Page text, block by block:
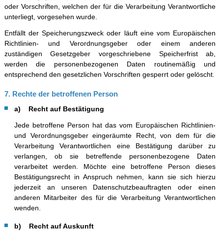
oder Vorschriften, welchen der für die Verarbeitung Verantwortliche
unterliegt, vorgesehen wurde.
Entfällt der Speicherungszweck oder läuft eine vom Europäischen
Richtlinien- und Verordnungsgeber oder einem anderen
zuständigen Gesetzgeber vorgeschriebene Speicherfrist ab,
werden die personenbezogenen Daten routinemäßig und
entsprechend den gesetzlichen Vorschriften gesperrt oder gelöscht.
7. Rechte der betroffenen Person
a) Recht auf Bestätigung
Jede betroffene Person hat das vom Europäischen Richtlinien-
und Verordnungsgeber eingeräumte Recht, von dem für die
Verarbeitung Verantwortlichen eine Bestätigung darüber zu
verlangen, ob sie betreffende personenbezogene Daten
verarbeitet werden. Möchte eine betroffene Person dieses
Bestätigungsrecht in Anspruch nehmen, kann sie sich hierzu
jederzeit an unseren Datenschutzbeauftragten oder einen
anderen Mitarbeiter des für die Verarbeitung Verantwortlichen
wenden.
b) Recht auf Auskunft